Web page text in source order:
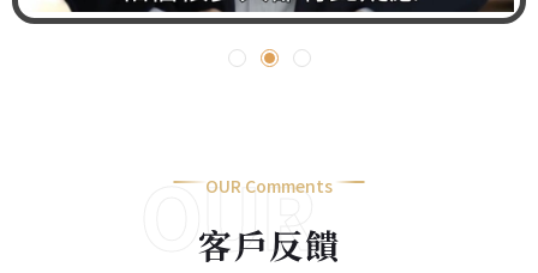
OUROUR Comments
客戶反饋